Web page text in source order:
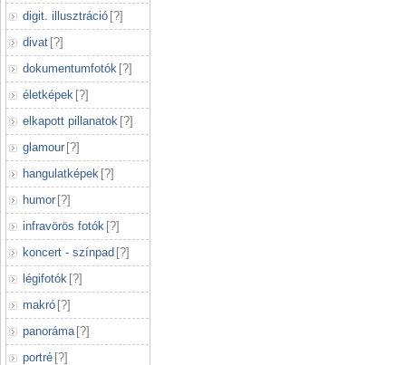
digit. illusztráció [?]
divat [?]
dokumentumfotók [?]
életképek [?]
elkapott pillanatok [?]
glamour [?]
hangulatképek [?]
humor [?]
infravörös fotók [?]
koncert - színpad [?]
légifotók [?]
makró [?]
panoráma [?]
portré [?]